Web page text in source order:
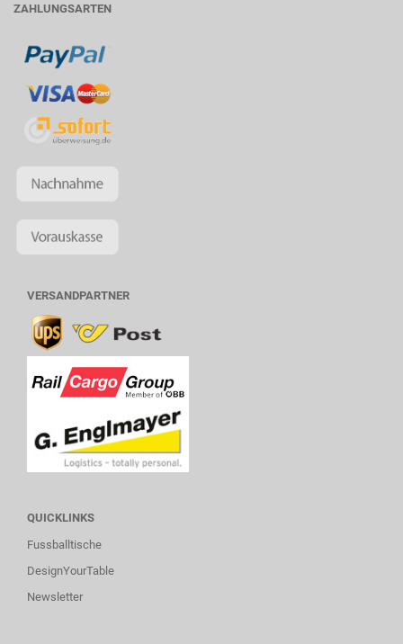
ZAHLUNGSARTEN
VERSANDPARTNER
QUICKLINKS
Fussballtische
DesignYourTable
Newsletter